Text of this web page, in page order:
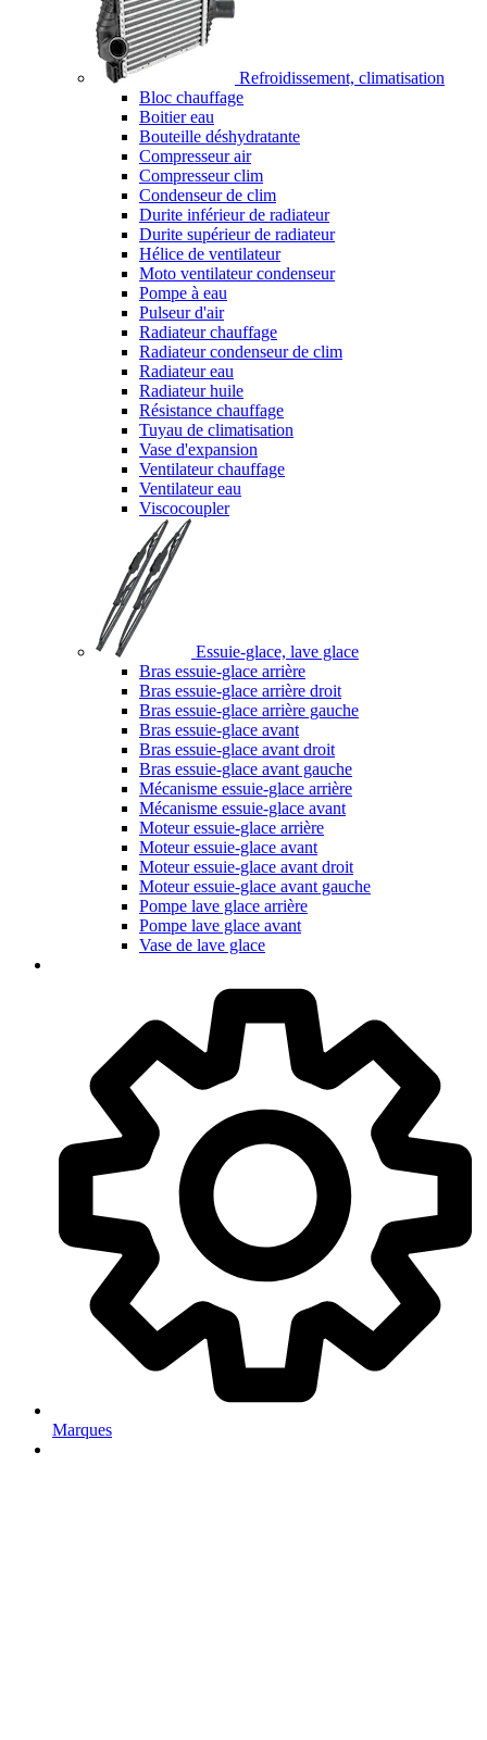
Refroidissement, climatisation
Bloc chauffage
Boitier eau
Bouteille déshydratante
Compresseur air
Compresseur clim
Condenseur de clim
Durite inférieur de radiateur
Durite supérieur de radiateur
Hélice de ventilateur
Moto ventilateur condenseur
Pompe à eau
Pulseur d'air
Radiateur chauffage
Radiateur condenseur de clim
Radiateur eau
Radiateur huile
Résistance chauffage
Tuyau de climatisation
Vase d'expansion
Ventilateur chauffage
Ventilateur eau
Viscocoupler
Essuie-glace, lave glace
Bras essuie-glace arrière
Bras essuie-glace arrière droit
Bras essuie-glace arrière gauche
Bras essuie-glace avant
Bras essuie-glace avant droit
Bras essuie-glace avant gauche
Mécanisme essuie-glace arrière
Mécanisme essuie-glace avant
Moteur essuie-glace arrière
Moteur essuie-glace avant
Moteur essuie-glace avant droit
Moteur essuie-glace avant gauche
Pompe lave glace arrière
Pompe lave glace avant
Vase de lave glace
Marques